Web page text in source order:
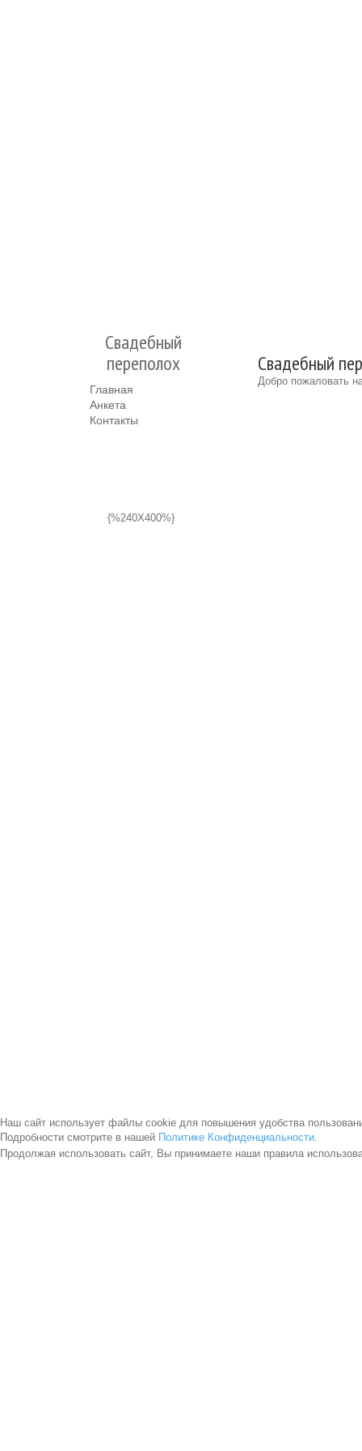
Свадебный
переполох
Главная
Анкета
Контакты
{%240X400%}
Свадебный
Добро пожаловать
Наш сайт использует файлы cookie для повышения удобства
Подробности смотрите в нашей Политике Конфиденциальности.
Продолжая использовать сайт, Вы принимаете наши правила